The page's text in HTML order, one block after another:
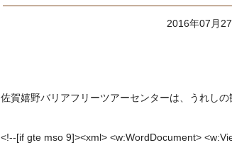
2016年07月
佐賀嬉野バリアフリーツアーセンターは、うれし
<!--[if gte mso 9]><xml> <w:WordDocument>